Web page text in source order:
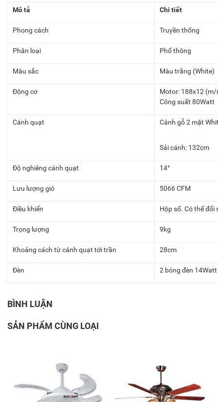
Mô tả Chi tiết
Phong cách Truyền thống
Phân loại Phổ thông
Màu sắc Màu trắng (White)
Động cơ
Motor: 188x12 (m/
Công suất 80Watt
Cánh quạt Cánh gỗ 2 mặt
Sải cánh: 132cm
Độ nghiêng cánh quạt 14°
Lưu lượng gió 5066 CFM
Điều khiển Hộp số. Có thể đổi
Trọng lượng 9kg
Khoảng cách từ cánh quạt tới trần 28cm
Đèn 2 bóng đèn 14Watt
BÌNH LUẬN
SẢN PHẨM CÙNG LOẠI